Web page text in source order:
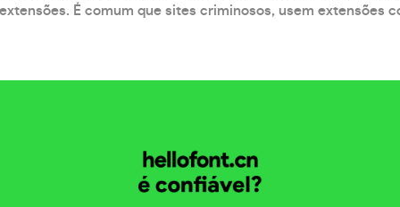
É comum que sites criminosos, usem extensões